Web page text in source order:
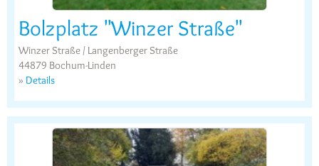
Bolzplatz "Winzer Straße"
Winzer Straße / Langenberger Straße
44879 Bochum-Linden
» Details